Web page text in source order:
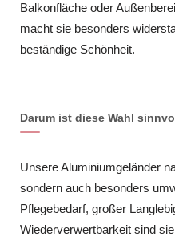
Balkonfläche oder
macht sie besonders
beständige Schönheit.
Darum ist diese Wahl
Unsere Aluminiumgeländer
sondern auch besonders
Pflegebedarf, großer
Wiederverwertbarkeit sind